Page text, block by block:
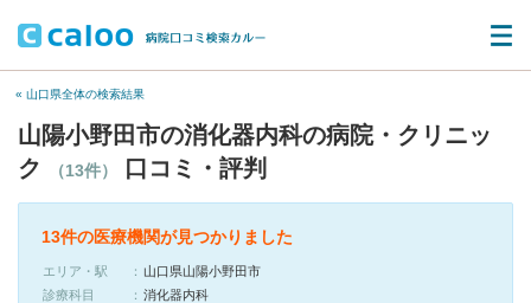
« 山口県全体の検索結果
山陽小野田市の消化器内科の病院・クリニッ
ク
（13件） 口コミ・評判
13件の医療機関が見つかりました
エリア・駅
山口県山陽小野田市
診療科目
消化器内科